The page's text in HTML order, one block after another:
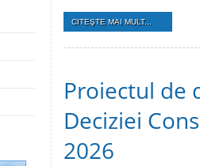
CITEŞTE MAI MULT...
Proiectul de
Deciziei
2026